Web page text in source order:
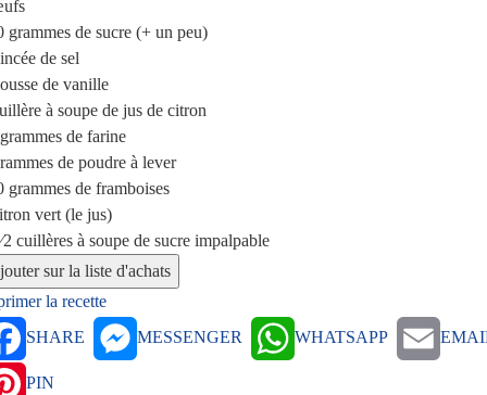
grammes de sucre (+ un peu)
de sel
de vanille
à soupe de jus de citron
de farine
de poudre à lever
grammes de framboises
vert (le jus)
cuillères à soupe de sucre impalpable
la recette
SHARE
MESSENGER WHATSAPP
PIN